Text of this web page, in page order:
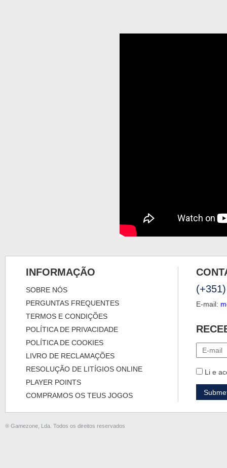
INFORMAÇÃO
SOBRE NÓS
PERGUNTAS FREQUENTES
TERMOS E CONDIÇÕES
POLÍTICA DE PRIVACIDADE
POLÍTICA DE COOKIES
LIVRO DE RECLAMAÇÕES
RESOLUÇÃO DE LITÍGIOS ONLINE
PLAYER POINTS
COMPRAMOS OS TEUS JOGOS
E-mail:
Li e
® Gamezone, Lda. Todos os direitos reservados